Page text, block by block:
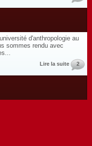
d'anthropologie au
sommes rendu avec
Lire la suite 2